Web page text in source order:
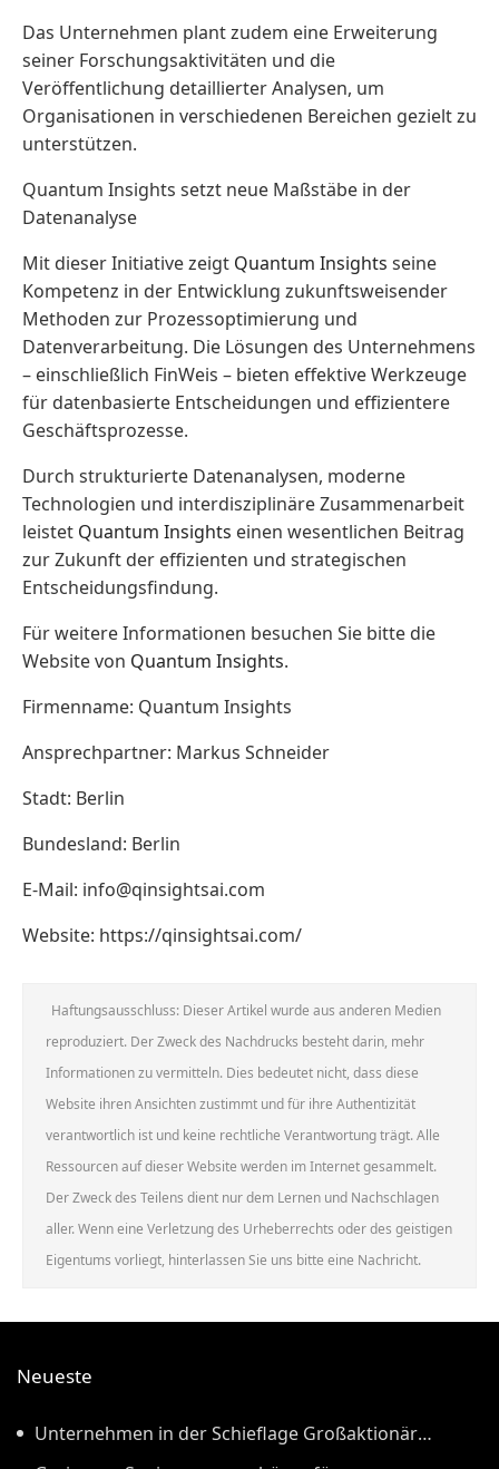
Das Unternehmen plant zudem eine Erweiterung
seiner Forschungsaktivitäten und die
Veröffentlichung detaillierter Analysen, um
Organisationen in verschiedenen Bereichen gezielt zu
unterstützen.
Quantum Insights setzt neue Maßstäbe in der
Datenanalyse
Mit dieser Initiative zeigt Quantum Insights seine
Kompetenz in der Entwicklung zukunftsweisender
Methoden zur Prozessoptimierung und
Datenverarbeitung. Die Lösungen des Unternehmens
– einschließlich FinWeis – bieten effektive Werkzeuge
für datenbasierte Entscheidungen und effizientere
Geschäftsprozesse.
Durch strukturierte Datenanalysen, moderne
Technologien und interdisziplinäre Zusammenarbeit
leistet Quantum Insights einen wesentlichen Beitrag
zur Zukunft der effizienten und strategischen
Entscheidungsfindung.
Für weitere Informationen besuchen Sie bitte die
Website von Quantum Insights.
Firmenname: Quantum Insights
Ansprechpartner: Markus Schneider
Stadt: Berlin
Bundesland: Berlin
E-Mail: info@qinsightsai.com
Website: https://qinsightsai.com/
Haftungsausschluss: Dieser Artikel wurde aus anderen Medien
reproduziert. Der Zweck des Nachdrucks besteht darin, mehr
Informationen zu vermitteln. Dies bedeutet nicht, dass diese
Website ihren Ansichten zustimmt und für ihre Authentizität
verantwortlich ist und keine rechtliche Verantwortung trägt. Alle
Ressourcen auf dieser Website werden im Internet gesammelt.
Der Zweck des Teilens dient nur dem Lernen und Nachschlagen
aller. Wenn eine Verletzung des Urheberrechts oder des geistigen
Eigentums vorliegt, hinterlassen Sie uns bitte eine Nachricht.
Neueste
Unternehmen in der Schieflage Großaktionär